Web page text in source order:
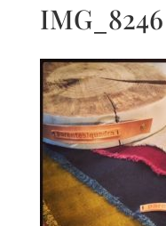
IMG_8246